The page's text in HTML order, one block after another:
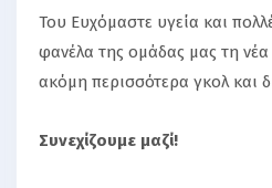
Toυ Ευχόμαστε υγεία και
φανέλα της ομάδας μας τη νέα
ακόμη περισσότερα γκολ και
Συνεχίζουμε μαζί!